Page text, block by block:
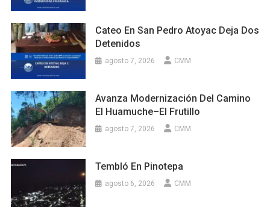
Cateo En San Pedro Atoyac Deja Dos
Detenidos
agosto 7, 2026 CMM
Avanza Modernización Del Camino
El Huamuche–El Frutillo
agosto 7, 2026 CMM
Tembló En Pinotepa
agosto 6, 2026 CMM